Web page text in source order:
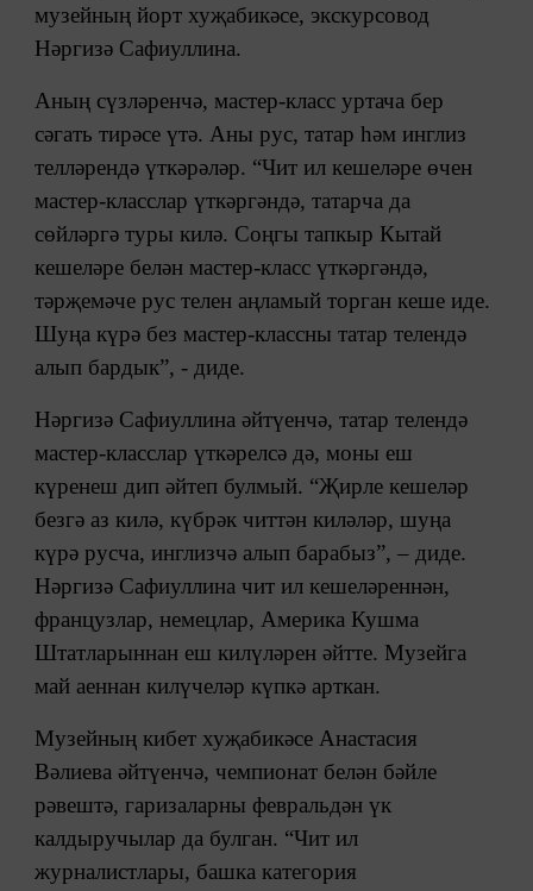
музейның йорт хуҗабикәсе, экскурсовод
Нәргизә Сафиуллина.
Аның сүзләренчә, мастер-класс уртача бер
сәгать тирәсе үтә. Аны рус, татар һәм инглиз
телләрендә үткәрәләр. “Чит ил кешеләре өчен
мастер-класслар үткәргәндә, татарча да
сөйләргә туры килә. Соңгы тапкыр Кытай
кешеләре белән мастер-класс үткәргәндә,
тәрҗемәче рус телен аңламый торган кеше иде.
Шуңа күрә без мастер-классны татар телендә
алып бардык”, - диде.
Нәргизә Сафиуллина әйтүенчә, татар телендә
мастер-класслар үткәрелсә дә, моны еш
күренеш дип әйтеп булмый. “Җирле кешеләр
безгә аз килә, күбрәк читтән киләләр, шуңа
күрә русча, инглизчә алып барабыз”, – диде.
Нәргизә Сафиуллина чит ил кешеләреннән,
французлар, немецлар, Америка Кушма
Штатларыннан еш килүләрен әйтте. Музейга
май аеннан килүчеләр күпкә арткан.
Музейның кибет хуҗабикәсе Анастасия
Вәлиева әйтүенчә, чемпионат белән бәйле
рәвештә, гаризаларны февральдән үк
калдыручылар да булган. “Чит ил
журналистлары, башка категория